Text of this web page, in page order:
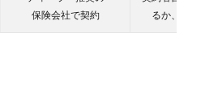
保険会社で契約
るか、契約